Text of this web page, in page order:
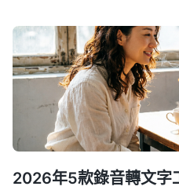
2026年5款錄音轉文字